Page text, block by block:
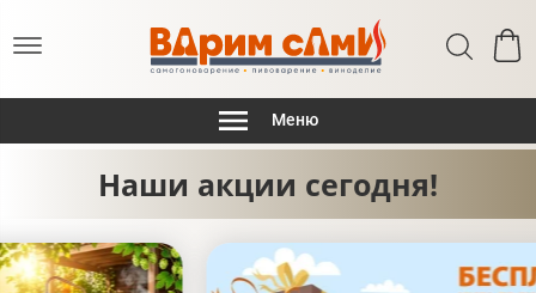
Меню
Наши акции сегодня!